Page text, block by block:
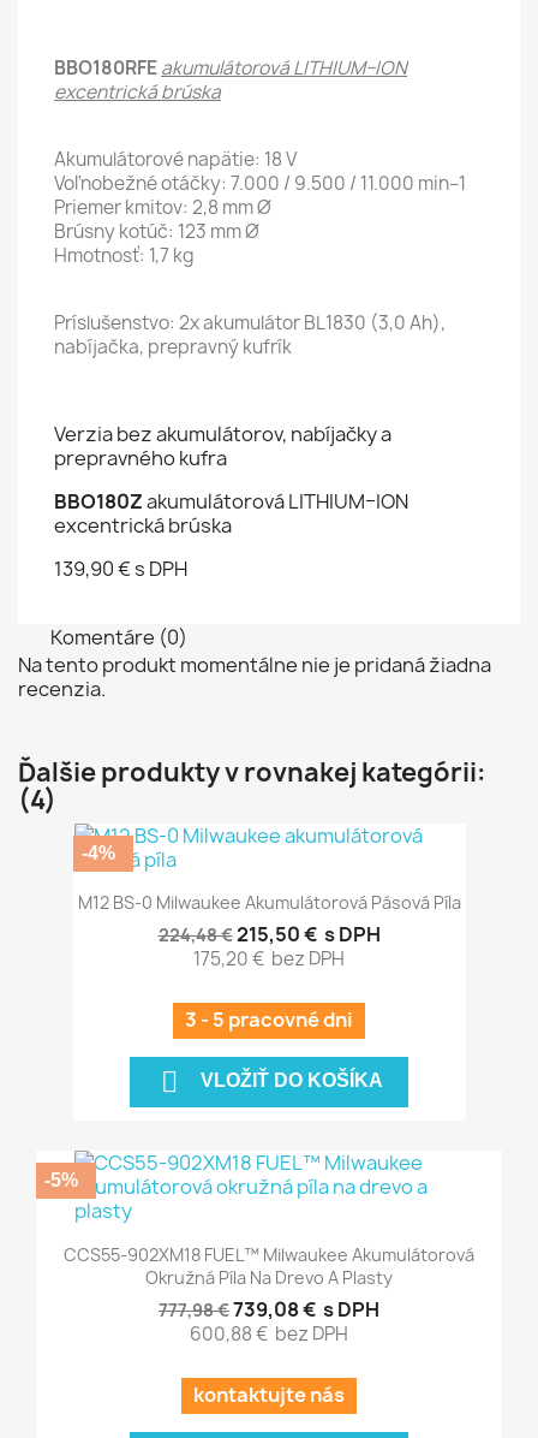
BBO180RFEakumulátorová LITHIUM–ION
excentrická brúska
Akumulátorové napätie: 18 V
Voľnobežné otáčky: 7.000 / 9.500 / 11.000 min–1
Priemer kmitov: 2,8 mm Ø
Brúsny kotúč: 123 mm Ø
Hmotnosť: 1,7 kg
Príslušenstvo: 2x akumulátor BL1830 (3,0 Ah),
nabíjačka, prepravný kufrík
Verzia bez akumulátorov, nabíjačky a
prepravného kufra
BBO180Zakumulátorová LITHIUM–ION
excentrická brúska
139,90 € s DPH
Komentáre (0)
Na tento produkt momentálne nie je pridaná žiadna
recenzia.
Ďalšie produkty v rovnakej kategórii:
(4)
M12 BS-0 Milwaukee Akumulátorová Pásová Píla
224,48 €215,50 € s DPH
175,20 € bez DPH
3 - 5 pracovné dni
 VLOŽIŤ DO KOŠÍKA
-4%
CCS55-902XM18 FUEL™ Milwaukee Akumulátorová
Okružná Píla Na Drevo A Plasty
777,98 €739,08 € s DPH
600,88 € bez DPH
kontaktujte nás
-5%